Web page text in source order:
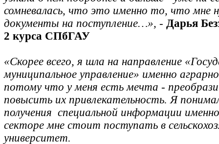
сомневалась, что это именно то, что мне
документы на поступление…», - Дарья
2 курса СПбГАУ
«Скорее всего, я шла на направление
муниципальное управление» именно
потому что у меня есть мечта -
повысить их привлекательность. Я
получения специальной информации
секторе мне стоит поступать в
университет.